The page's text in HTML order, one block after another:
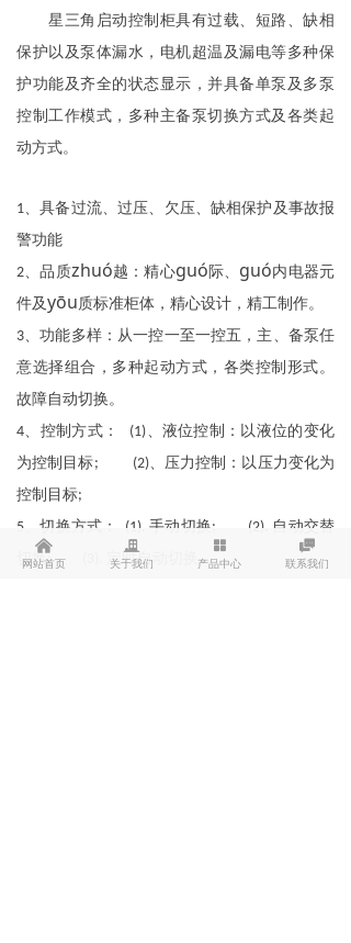
星三角启动控制柜具有过载、短路、缺相
保护以及泵体漏水，电机超温及漏电等多种保
护功能及齐全的状态显示，并具备单泵及多泵
控制工作模式，多种主备泵切换方式及各类起
动方式。
1、具备过流、过压、欠压、缺相保护及事故报
警功能
2、品质zhuó越：精心guó 际、 guó内电器元
件及yōu质标准柜体，精心设计，精工制作。
3、功能多样：从一控一至一控五，主、备泵任
意选择组合，多种起动方式，各类控制形式。
故障自动切换。
4、控制方式： (1)、液位控制：以液位的变化
为控制目标; (2)、压力控制：以压力变化为
控制目标;
5 、切换方式： (1) .手动切换; (2) 自动交替
切换;
定时自动切换。
낀
网站首页
끉
关于我们
넒
产品中心

联系我们